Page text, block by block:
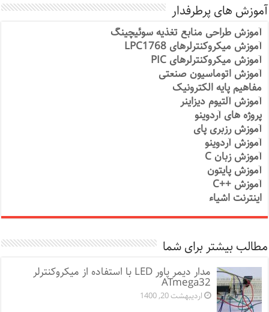
آموزش های پرطرفدار
آموزش طراحی منابع تغذیه سوئیچینگ
آموزش میکروکنترلرهای LPC1768
آموزش میکروکنترلرهای PIC
آموزش اتوماسیون صنعتی
مفاهیم پایه الکترونیک
آموزش آلتیوم دیزاینر
پروژه های آردوینو
آموزش رزبری پای
آموزش آردوینو
آموزش زبان C
آموزش پایتون
آموزش ++C
اینترنت اشیاء
مطالب بیشتر برای شما
مدار دیمر پاور LED با استفاده از میکروکنترلر
ATmega32
اردیبهشت 20, 1400